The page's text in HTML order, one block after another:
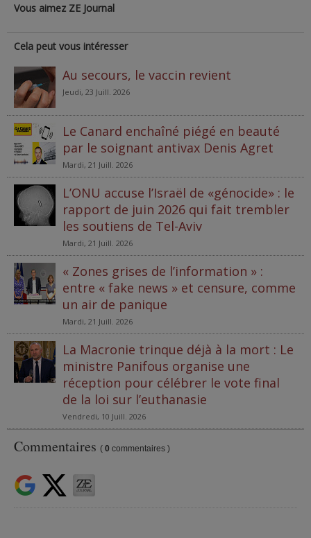
Vous aimez ZE Journal
Cela peut vous intéresser
Au secours, le vaccin revient
Jeudi, 23 Juill. 2026
Le Canard enchaîné piégé en beauté
par le soignant antivax Denis Agret
Mardi, 21 Juill. 2026
L’ONU accuse l’Israël de «génocide» : le
rapport de juin 2026 qui fait trembler
les soutiens de Tel-Aviv
Mardi, 21 Juill. 2026
« Zones grises de l’information » :
entre « fake news » et censure, comme
un air de panique
Mardi, 21 Juill. 2026
La Macronie trinque déjà à la mort : Le
ministre Panifous organise une
réception pour célébrer le vote final
de la loi sur l’euthanasie
Vendredi, 10 Juill. 2026
Commentaires ( 0 commentaires )